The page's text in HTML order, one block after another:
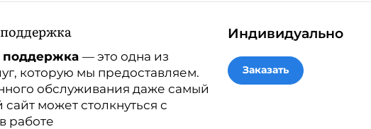
поддержка — это одна из
которую мы предоставляем.
обслуживания даже самый
может столкнуться с
работе
Индивидуально
Заказать